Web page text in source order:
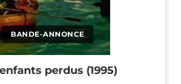
BANDE-ANNONCE
perdus (1995)